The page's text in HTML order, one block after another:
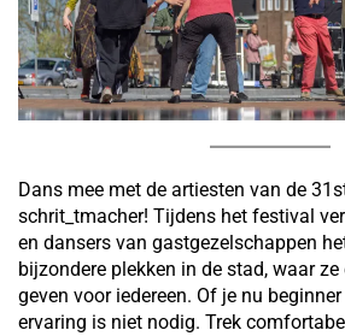
Dans mee met de artiesten van de
schrit_tmacher! Tijdens het festival
en dansers van gastgezelschappen
bijzondere plekken in de stad, waar ze
geven voor iedereen. Of je nu
ervaring is niet nodig. Trek